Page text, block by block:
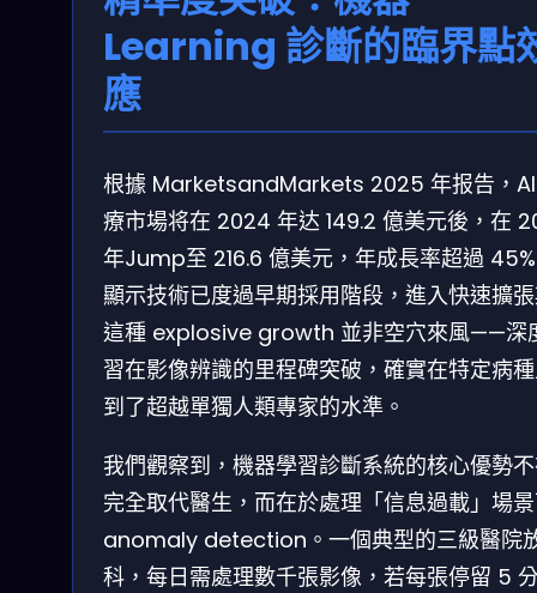
Learning 診斷的臨界點
應
根據 MarketsandMarkets 2025 年报告，
療市場将在 2024 年达 149.2 億美元後，在
年Jump至 216.6 億美元，年成長率超過
顯示技術已度過早期採用階段，進入快速擴
這種 explosive growth 並非空穴來風——深
習在影像辨識的里程碑突破，確實在特定病
到了超越單獨人類專家的水準。
我們觀察到，機器學習診斷系統的核心優勢
完全取代醫生，而在於處理「信息過載」場
anomaly detection。一個典型的三級醫院
科，每日需處理數千張影像，若每張停留 5